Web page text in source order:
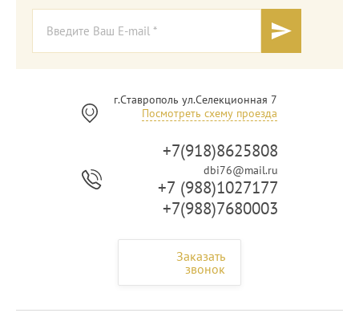
г.Ставрополь ул.Селекционная 7
Посмотреть схему проезда
+7(918)8625808
dbi76@mail.ru
+7 (988)1027177
+7(988)7680003
Заказать
звонок